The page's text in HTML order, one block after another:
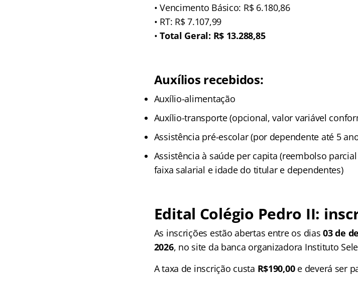
• Vencimento Básico: R$ 6.180,86
• RT: R$ 7.107,99
•Total Geral: R$ 13.288,85
Auxílios recebidos:
Auxílio-alimentação
Auxílio-transporte (opcional, valor variável
Assistência pré-escolar (por dependente até 5
Assistência à saúde per capita (reembolso
faixa salarial e idade do titular e dependentes)
Edital Colégio Pedro II:
As inscrições estão abertas entre os dias 03 de
2026, no site da banca organizadora Instituto
A taxa de inscrição custa R$190,00 e deverá ser